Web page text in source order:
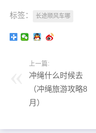
标签： 长途顺风车哪
上一篇:
冲绳什么时候去
（冲绳旅游攻略8
月）